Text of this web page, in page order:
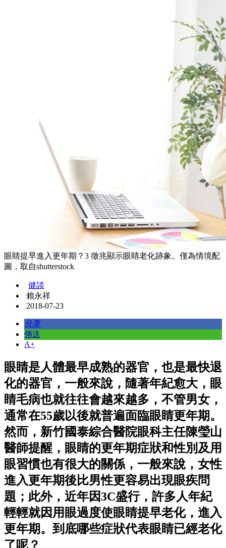
眼睛提早進入更年期？3 徵兆顯示眼睛老化跡象。僅為情境配
圖，取自shutterstock
健談
賴永祥
2018-07-23
分享
傳送
A+
眼睛是人體最早成熟的器官，也是最快退
化的器官，一般來說，隨著年紀愈大，眼
睛毛病也就往往會越來越多，不管男女，
通常在55歲以後就普遍面臨眼睛更年期。
然而，新竹國泰綜合醫院眼科主任陳瑩山
醫師提醒，眼睛的更年期症狀和性別及用
眼習慣也有很大的關係，一般來說，女性
進入更年期後比男性更容易出現眼疾問
題；此外，近年因3C盛行，許多人年紀
輕輕就因用眼過度使眼睛提早老化，進入
更年期。到底哪些症狀代表眼睛已經老化
了呢？